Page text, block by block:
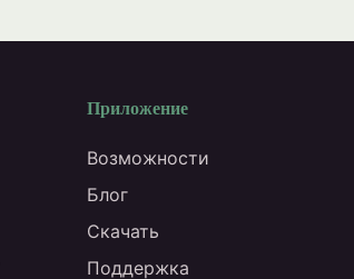
Приложение
Возможности
Блог
Скачать
Поддержка